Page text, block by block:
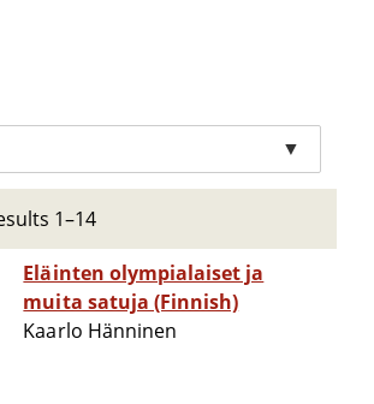
▼
1–14
Eläinten olympialaiset ja
muita satuja (Finnish)
Kaarlo Hänninen